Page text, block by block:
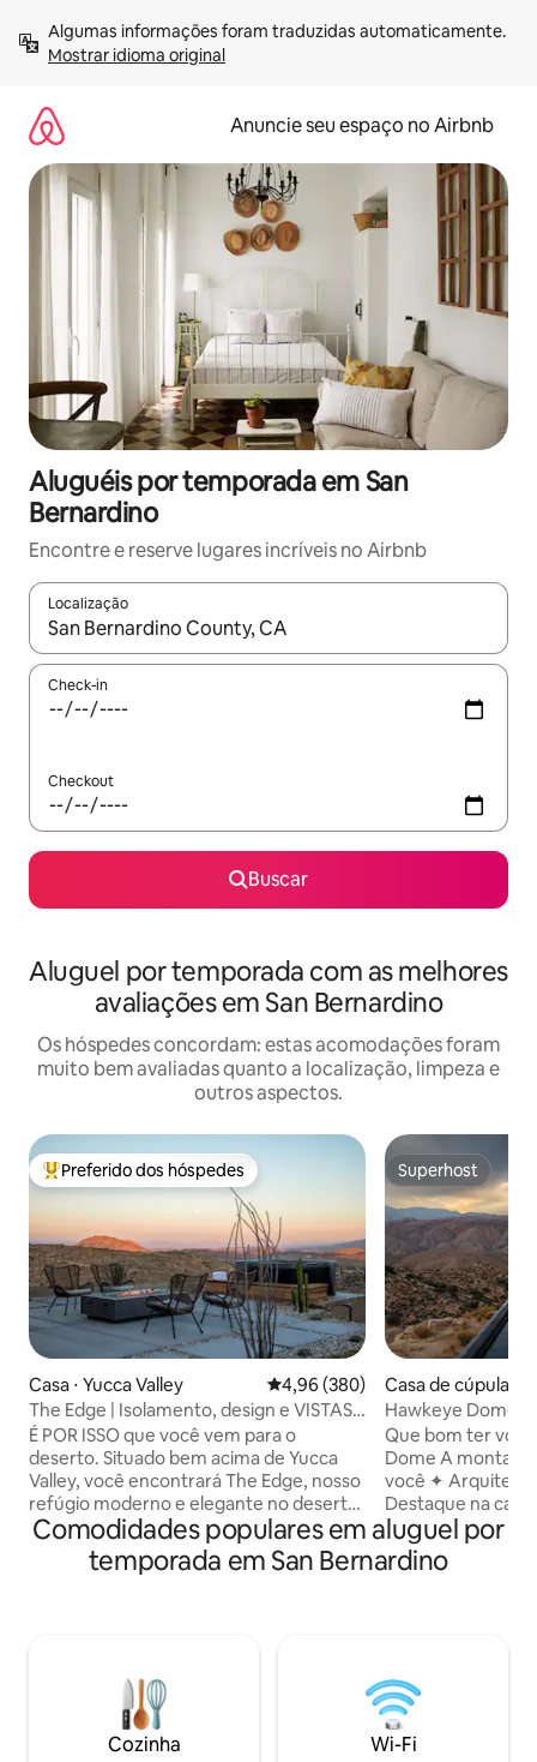
para
Mostrar idioma original
Anuncie seu espaço no Airbnb
Aluguéis por temporada em San
Bernardino
Encontre e reserve lugares incríveis no Airbnb
Localização
Quando os resultados estiverem disponíveis, explore-os
Check-in
Checkout
Buscar
Aluguel por temporada com as melhores
avaliações em San Bernardino
Os hóspedes concordam: estas acomodações foram
muito bem avaliadas quanto a localização, limpeza e
outros aspectos.
Entre os melhores preferidos dos hóspedes
Preferido dos hóspedes
Casa ⋅ Yucca Valley 4,96 de uma avaliação média de
4,96 (380)
The Edge | Isolamento, design e VISTAS
DOS SONHOS + Mais
É POR ISSO que você vem para o
deserto. Situado bem acima de Yucca
Valley, você encontrará The Edge, nosso
refúgio moderno e elegante no deserto
com 2 camas/2 banheiros. É
pitorescamente isolado em um lote de
2,5 acres, mas a poucos minutos da
hidromassagem enquanto se maravilha
com A MELHOR VISTA do Alto Deserto!
✔ 2 quartos King Cozinha ✔ Completa
✔Spa ✔Lareira externa ✔Hammocks
Superhost
Superhost
Casa de cúpula ⋅
y
Hawkeye Dome ·
vistas épicas
Que bom ter
Dome A montanha inteira espera por
você ✦ Arquitetura geodésica icônica ✦
Destaque na
melhores vistas
de natação de✦
de visualização
fogueira ao ar
livre sem esforço
do centro
Originalmente
Comodidades populares em aluguel por
temporada em San Bernardino
Cozinha Wi-Fi